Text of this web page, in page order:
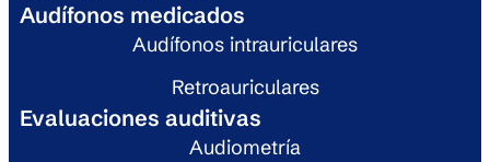
Audífonos medicados
Audífonos intrauriculares
Retroauriculares
Evaluaciones auditivas
Audiometría